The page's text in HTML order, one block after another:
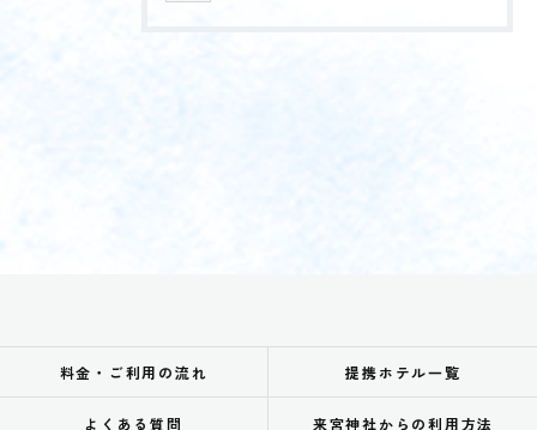
料金・ご利用の流れ 提携ホテル一覧
よくある質問 来宮神社からの利用方法